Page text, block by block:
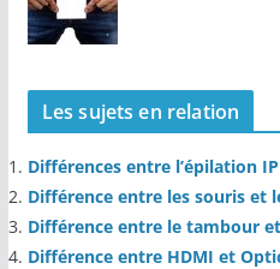
Les sujets en relation
Différences entre l’épilation
Différence entre les souris et
Différence entre le tambour
Différence entre HDMI et